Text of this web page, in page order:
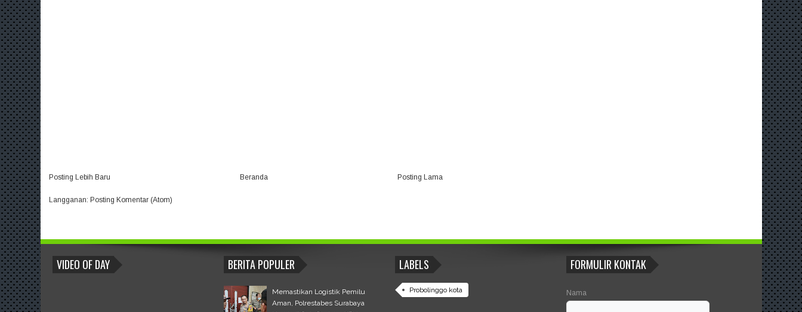
Posting Lebih Baru Posting Lama
Beranda
Langganan: Posting Komentar (Atom)
BLOGROLL
VIDEO OF DAY BERITA POPULER
Memastikan Logistik Pemilu
Aman, Polrestabes Surabaya
LABELS
Probolinggo kota
FORMULIR KONTAK
Nama